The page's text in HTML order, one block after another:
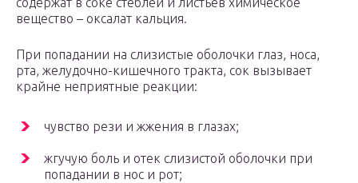
вещество – оксалат кальция.
При попадании на слизистые оболочки глаз, носа,
рта, желудочно-кишечного тракта, сок вызывает
крайне неприятные реакции:
чувство рези и жжения в глазах;
жгучую боль и отек слизистой оболочки при
попадании в нос и рот;